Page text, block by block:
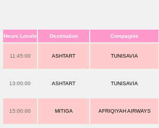
Heure Locale Destination Compagnie
11:45:00 ASHTART TUNISAVIA
13:00:00 ASHTART TUNISAVIA
15:00:00 MITIGA AFRIQIYAH AIRWAYS